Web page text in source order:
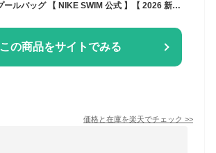
水着袋 水着入れ プールバッグ 【 NIKE SWIM 公式 】【 2026 新商品 】 ベーシックプールバッグ 1994039 ナイキ スイムバック バッグ スイミング 水泳 男の子 女の子 男子 女子 男児 女児 袋 スイミングスクール 水泳授業 小学生 小学校 中学生 中学校 ボーイズ ガールズ
この商品をサイトでみる
価格と在庫を楽天でチェック >>